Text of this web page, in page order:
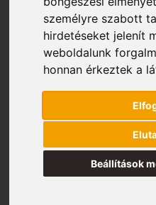
személyre szabott
hirdetéseket jelenít
weboldalunk
honnan érkeztek a
Beállítások